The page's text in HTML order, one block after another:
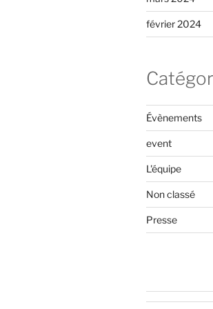
février 2024
Évènements
event
L'équipe
Non classé
Presse